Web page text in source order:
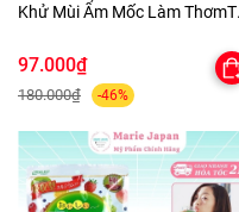
Khử Mùi Ẩm Mốc Làm
Hộpx450ml
97.000₫
180.000₫ -46%